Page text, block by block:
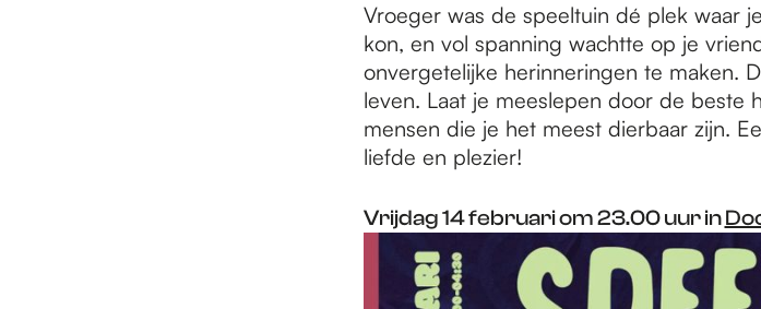
Vroeger was de speeltuin dé plek waar
kon, en vol spanning wachtte op je
onvergetelijke herinneringen te maken.
leven. Laat je meeslepen door de
mensen die je het meest dierbaar zijn.
liefde en plezier!
Vrijdag 14 februari om 23.00 uur in